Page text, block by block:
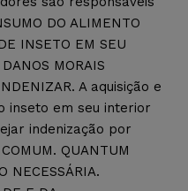
DO ALIMENTO
INSETO EM SEU
MORAIS
A aquisição e
inseto em seu interior
indenização por
QUANTUM
NECESSÁRIA.